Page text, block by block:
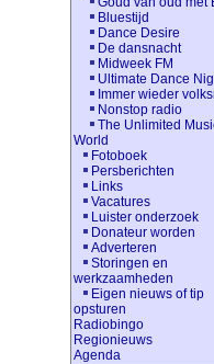
Bluestijd
Dance Desire
De dansnacht
Midweek FM
Ultimate Dance
Immer wieder
Nonstop radio
The Unlimited
World
Fotoboek
Persberichten
Links
Vacatures
Luister onderzoek
Donateur worden
Adverteren
Storingen en
werkzaamheden
Eigen nieuws of tip
opsturen
Radiobingo
Regionieuws
Agenda